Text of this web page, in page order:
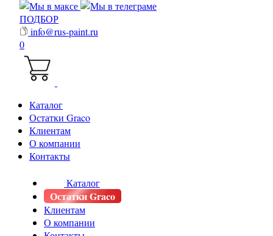
ПОДБОР
info@rus-paint.ru
0
Каталог
Остатки Graco
Клиентам
О компании
Контакты
Каталог
Остатки Graco
Клиентам
О компании